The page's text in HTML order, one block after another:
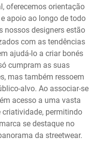
oferecemos orientação
apoio ao longo de todo
nossos designers estão
com as tendências
ajudá-lo a criar bonés
cumpram as suas
mas também ressoem
alvo. Ao associar-se
acesso a uma vasta
criatividade, permitindo
se destaque no
da streetwear.